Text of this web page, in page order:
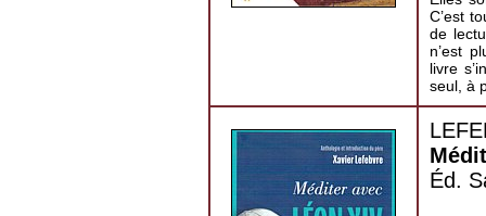
C’est
de
n’est
livre
seul, à
Éd.